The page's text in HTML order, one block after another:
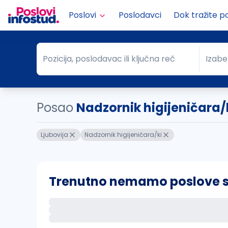
Poslovi Poslodavci Dok tražite
Pozicija, poslodavac ili ključna reč
Pozicija, poslodavac ili ključna reč Grad
Posao Nadzornik
Ljubovija Nadzornik higijeničara/ki
Trenutno nemamo poslove